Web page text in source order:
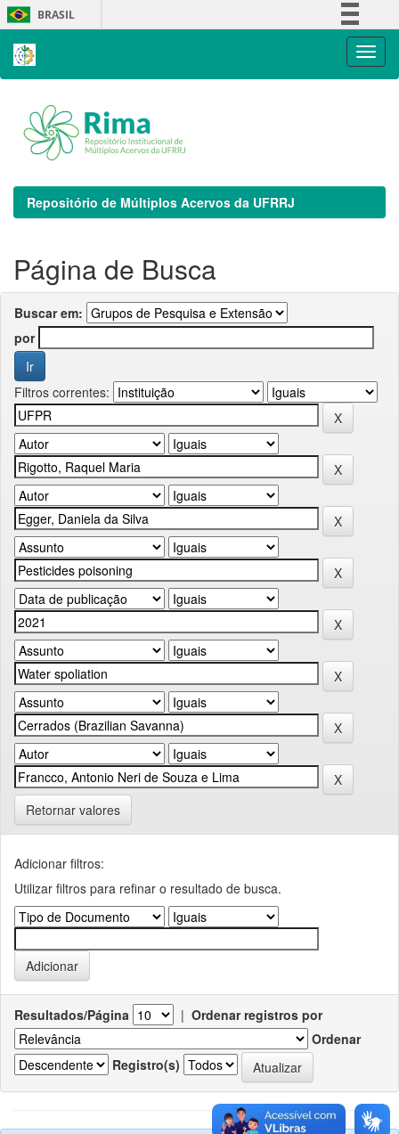
Skip
navigation
BRASIL
Repositório de Múltiplos Acervos da UFRRJ
Página de Busca
Buscar em:
por
Filtros correntes:
Retornar valores
Adicionar filtros:
Utilizar filtros para refinar o resultado de busca.
Resultados/Página | Ordenar registros por
Ordenar
Registro(s)